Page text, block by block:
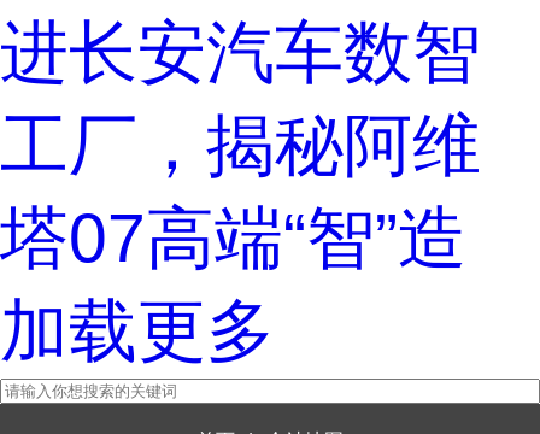
进长安汽车数智
工厂，揭秘阿维
塔07高端“智”造
加载更多